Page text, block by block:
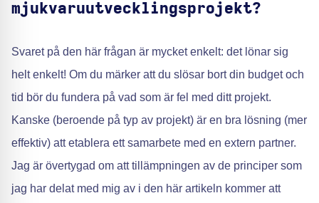
mjukvaruutvecklingsprojekt?
Svaret på den här frågan är mycket enkelt: det lönar sig
helt enkelt! Om du märker att du slösar bort din budget och
tid bör du fundera på vad som är fel med ditt projekt.
Kanske (beroende på typ av projekt) är en bra lösning (mer
effektiv) att etablera ett samarbete med en extern partner.
Jag är övertygad om att tillämpningen av de principer som
jag har delat med mig av i den här artikeln kommer att